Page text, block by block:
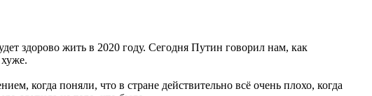
здорово жить в 2020 году. Сегодня Путин говорил нам, как
когда поняли, что в стране действительно всё очень плохо, когда